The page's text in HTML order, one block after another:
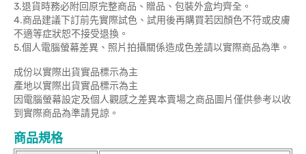
3.退貨時務必附回原完整商品、贈品、包裝外盒均齊全。
4.商品建議下訂前先實際試色、試用後再購買若因顏色不符或皮膚
不適等症狀恕不接受退換。
5.個人電腦螢幕差異、照片拍攝關係造成色差請以實際商品為準。
成份以實際出貨實品標示為主
產地以實際出貨實品標示為主
因電腦螢幕設定及個人觀感之差異本賣場之商品圖片僅供參考以收
到實際商品為準請見諒。
商品規格